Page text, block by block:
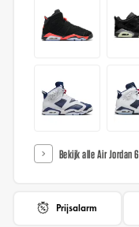
Bekijk alle Air Jordan 6
Prijsalarm